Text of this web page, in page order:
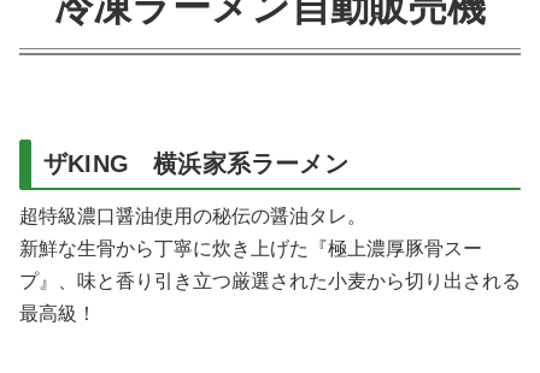
ザKING 横浜家系ラーメン
超特級濃口醤油使用の秘伝の醤油タレ。
新鮮な生骨から丁寧に炊き上げた『極上濃厚豚骨スー
プ』、味と香り引き立つ厳選された小麦から切り出される
最高級！